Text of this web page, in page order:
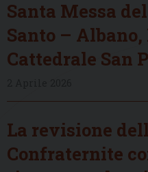
Santa Messa
Santo –
Cattedrale San
La revisione
Confraternite